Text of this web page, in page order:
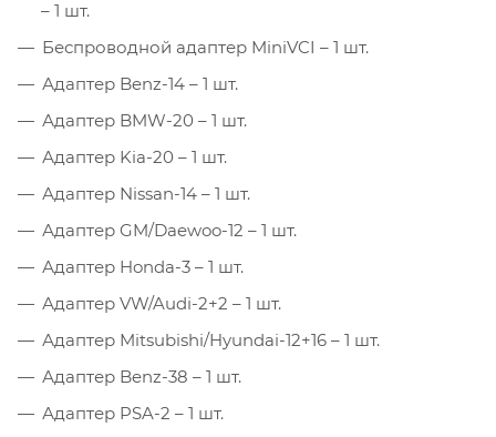
– 1 шт.
Беспроводной адаптер MiniVCI – 1 шт.
Адаптер Benz-14 – 1 шт.
Адаптер BMW-20 – 1 шт.
Адаптер Kia-20 – 1 шт.
Адаптер Nissan-14 – 1 шт.
Адаптер GM/Daewoo-12 – 1 шт.
Адаптер Honda-3 – 1 шт.
Адаптер VW/Audi-2+2 – 1 шт.
Адаптер Mitsubishi/Hyundai-12+16 – 1 шт.
Адаптер Benz-38 – 1 шт.
Адаптер PSA-2 – 1 шт.